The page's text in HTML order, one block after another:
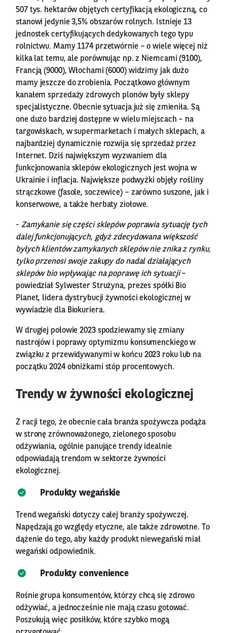
507 tys. hektarów objętych certyfikacją ekologiczną, co
stanowi jedynie 3,5% obszarów rolnych. Istnieje 13
jednostek certyfikujących dedykowanych tego typu
rolnictwu. Mamy 1174 przetwórnie – o wiele więcej niż
kilka lat temu, ale porównując np. z Niemcami (9100),
Francją (9000), Włochami (6000) widzimy jak dużo
mamy jeszcze do zrobienia. Początkowo głównym
kanałem sprzedaży zdrowych plonów były sklepy
specjalistyczne. Obecnie sytuacja już się zmieniła. Są
one dużo bardziej dostępne w wielu miejscach – na
targowiskach, w supermarketach i małych sklepach, a
najbardziej dynamicznie rozwija się sprzedaż przez
Internet. Dziś największym wyzwaniem dla
funkcjonowania sklepów ekologicznych jest wojna w
Ukrainie i inflacja. Największe podwyżki objęły rośliny
strączkowe (fasole, soczewice) – zarówno suszone, jak i
konserwowe, a także herbaty ziołowe.
- Zamykanie się części sklepów poprawia sytuację tych
dalej funkcjonujących, gdyż zdecydowana większość
byłych klientów zamykanych sklepów nie znika z rynku,
tylko przenosi swoje zakupy do nadal działających
sklepów bio wpływając na poprawę ich sytuacji–
powiedział Sylwester Strużyna, prezes spółki Bio
Planet, lidera dystrybucji żywności ekologicznej w
wywiadzie dla Biokuriera.
W drugiej połowie 2023 spodziewamy się zmiany
nastrojów i poprawy optymizmu konsumenckiego w
związku z przewidywanymi w końcu 2023 roku lub na
początku 2024 obniżkami stóp procentowych.
Trendy w żywności ekologicznej
Z racji tego, że obecnie cała branża spożywcza podąża
w stronę zrównoważonego, zielonego sposobu
odżywiania, ogólnie panujące trendy idealnie
odpowiadają trendom w sektorze żywności
ekologicznej.
Produkty wegańskie
Trend wegański dotyczy całej branży spożywczej.
Napędzają go względy etyczne, ale także zdrowotne. To
dążenie do tego, aby każdy produkt niewegański miał
wegański odpowiednik.
Produkty convenience
Rośnie grupa konsumentów, którzy chcą się zdrowo
odżywiać, a jednocześnie nie mają czasu gotować.
Poszukują więc posiłków, które szybko mogą